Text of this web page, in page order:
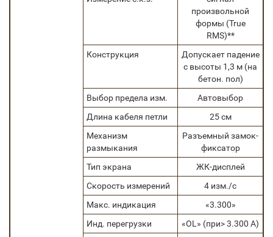
произвольной
формы (True
RMS)**
Конструкция
Допускает падение
с высоты 1,3 м (на
бетон. пол)
Выбор предела изм.
Автовыбор
Длина кабеля петли
25 см
Механизм
размыкания
Разъемный замок-
фиксатор
Тип экрана
ЖК-дисплей
Скорость измерений
4 изм./с
Макс. индикация
«3.300»
Инд. перегрузки
«OL» (при> 3.300 А)